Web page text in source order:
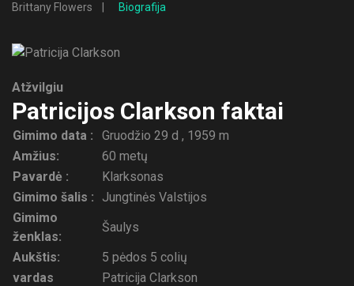
Brittany Flowers Biografija
Atžvilgiu
Patricijos Clarkson faktai
Gimimo data :
Gruodžio 29 d , 1959 m
Amžius:
60 metų
Pavardė :
Klarksonas
Gimimo šalis :
Jungtinės Valstijos
Gimimo
ženklas:
Šaulys
Aukštis:
5 pėdos 5 colių
vardas
Patricija Clarkson